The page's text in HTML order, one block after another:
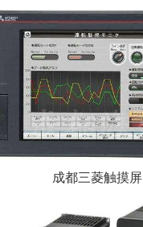
成都三菱触摸屏